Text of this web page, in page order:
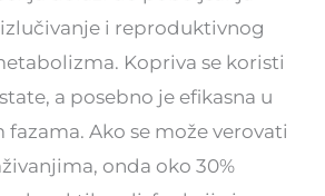
i reproduktivnog
Kopriva se koristi
a posebno je efikasna u
Ako se može verovati
onda oko 30%